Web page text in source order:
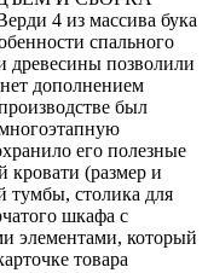
4 из массива бука
спального
древесины позволили
дополнением
был
его полезные
кровати (размер и
тумбы, столика для
шкафа с
элементами, который
товара